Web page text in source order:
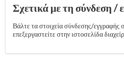
Σχετικά με τη σύνδεση /
Βάλτε τα στοιχεία σύνδεσης/εγγραφής
επεξεργαστείτε στην ιστοσελίδα